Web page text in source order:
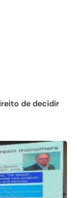
de decidir